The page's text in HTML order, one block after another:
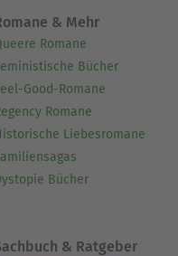
& Mehr
Romane
Bücher
Good-Romane
Romane
Liebesromane
Bücher
& Ratgeber